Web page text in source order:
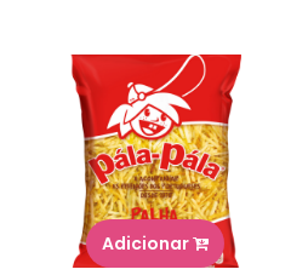
Adicionar